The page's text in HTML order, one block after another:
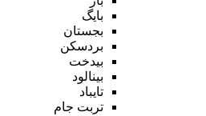
بایگ
بجستان
بردسکن
بیدخت
بینالود
تایباد
تربت جام